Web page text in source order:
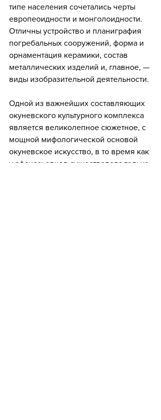
типе населения сочетались черты
европеоидности и монголоидности.
Отличны устройство и планиграфия
погребальных сооружений, форма и
орнаментация керамики, состав
металлических изделий и, главное, —
виды изобразительной деятельности.
Одной из важнейших составляющих
окуневского культурного комплекса
является великолепное сюжетное, с
мощной мифологической основой
окуневское искусство, в то время как
у афанасьевцев существовала только